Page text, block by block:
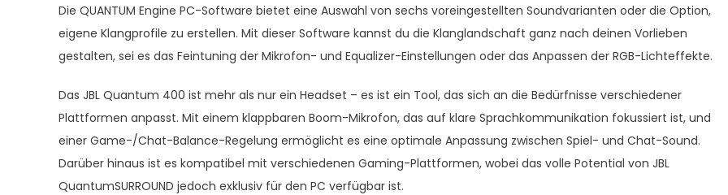
Die QUANTUM Engine PC-Software bietet eine Auswahl von sechs voreingestellten Soundvarianten oder die Option,
eigene Klangprofile zu erstellen. Mit dieser Software kannst du die Klanglandschaft ganz nach deinen Vorlieben
gestalten, sei es das Feintuning der Mikrofon- und Equalizer-Einstellungen oder das Anpassen der RGB-Lichteffekte.
Das JBL Quantum 400 ist mehr als nur ein Headset – es ist ein Tool, das sich an die Bedürfnisse verschiedener
Plattformen anpasst. Mit einem klappbaren Boom-Mikrofon, das auf klare Sprachkommunikation fokussiert ist, und
einer Game-/Chat-Balance-Regelung ermöglicht es eine optimale Anpassung zwischen Spiel- und Chat-Sound.
Darüber hinaus ist es kompatibel mit verschiedenen Gaming-Plattformen, wobei das volle Potential von JBL
QuantumSURROUND jedoch exklusiv für den PC verfügbar ist.